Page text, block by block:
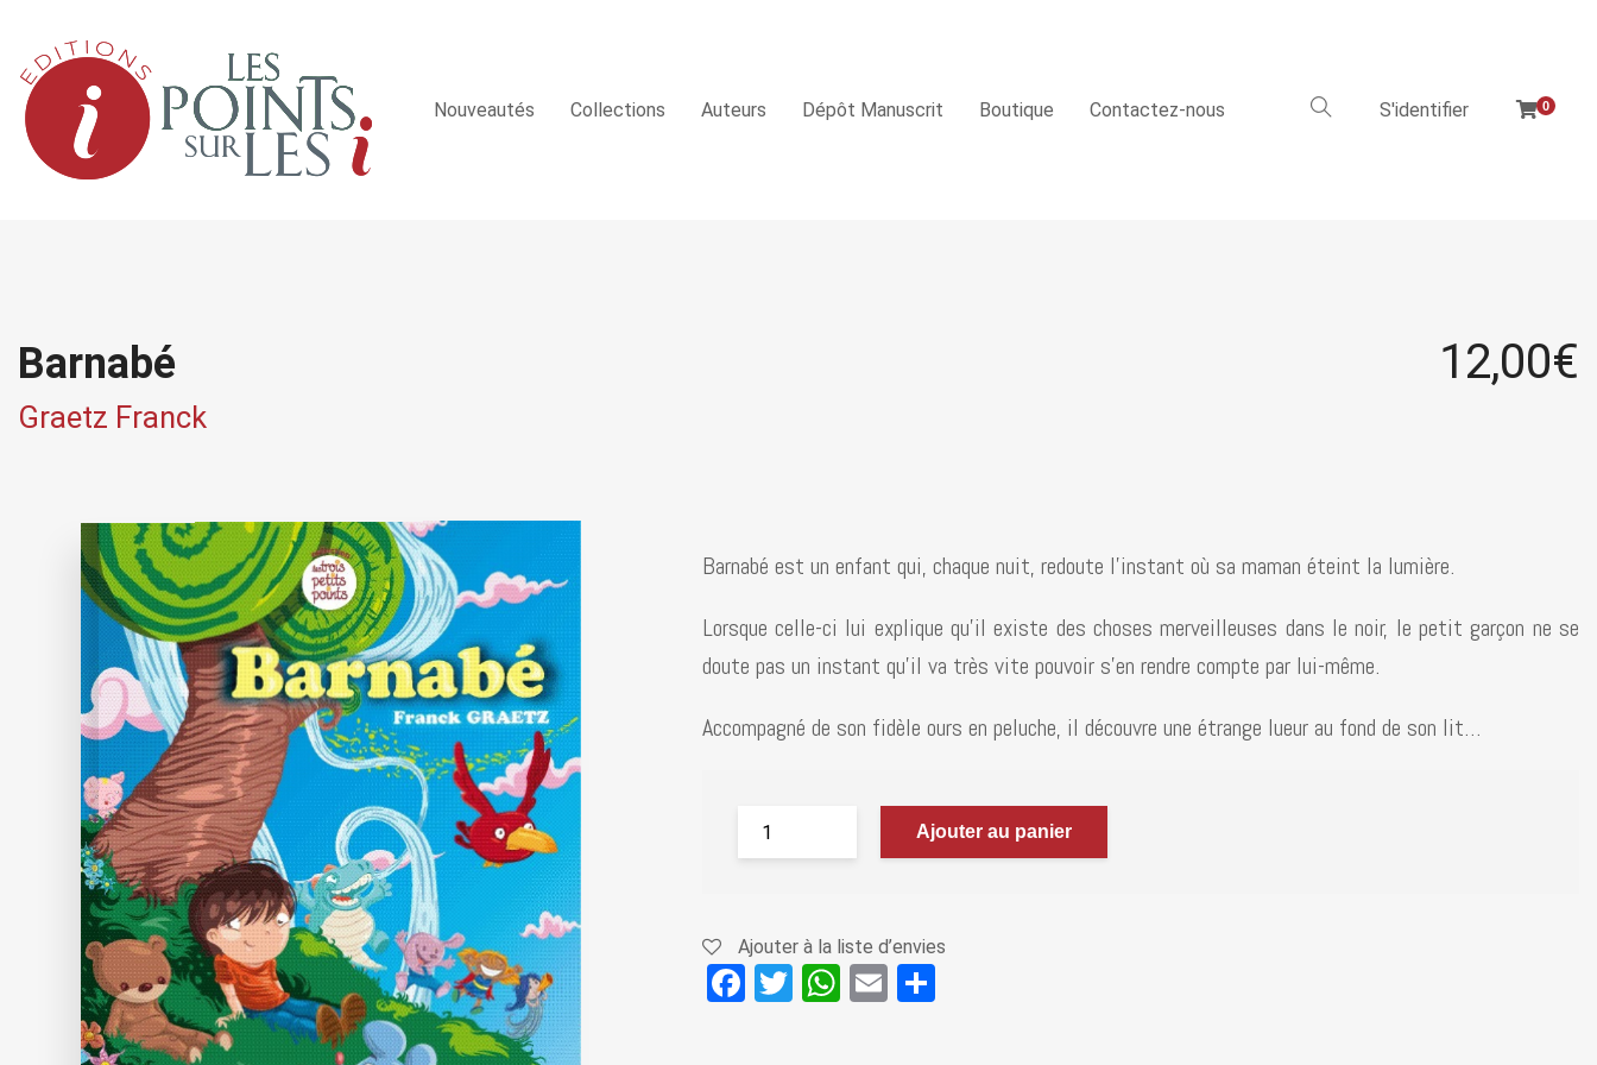
Nouveautés Collections Auteurs Dépôt Manuscrit Boutique Contactez-nous S'identifier 0
Barnabé
Graetz Franck
12,00€
Barnabé est un enfant qui, chaque nuit, redoute l’instant où sa maman éteint la lumière.
Lorsque celle-ci lui explique qu’il existe des choses merveilleuses dans le noir, le petit garçon ne se
doute pas un instant qu’il va très vite pouvoir s’en rendre compte par lui-même.
Accompagné de son fidèle ours en peluche, il découvre une étrange lueur au fond de son lit…
Ajouter au panier
Ajouter à la liste d’envies
F T W E P